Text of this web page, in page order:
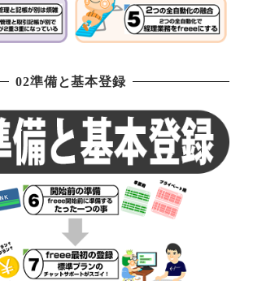
02準備と基本登録